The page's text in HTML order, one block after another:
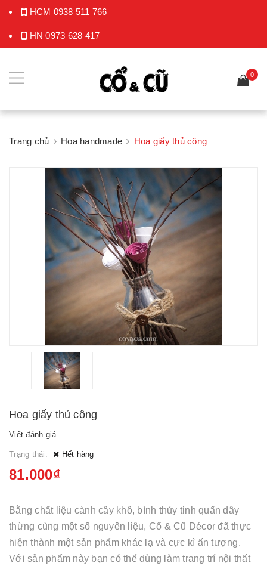
HCM 0938 511 766
HN0973 628 417
0
Trang chủ Hoa handmade Hoa giấy thủ công
Hoa giấy thủ công
Viết đánh giá
Trạng thái: Hết hàng
81.000₫
Bằng chất liệu cành cây khô, bình thủy tinh quấn dây
thừng cùng một số nguyên liệu, Cổ & Cũ Décor đã thực
hiện thành một sản phẩm khác lạ và cực kì ấn tượng.
Với sản phẩm này bạn có thể dùng làm trang trí nội thất